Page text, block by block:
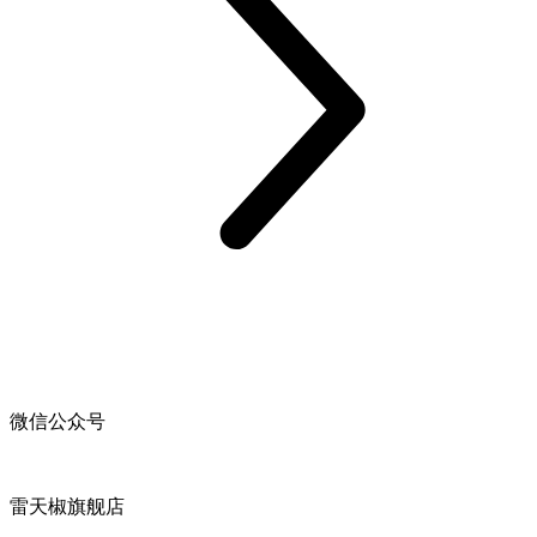
微信公众号
雷天椒旗舰店